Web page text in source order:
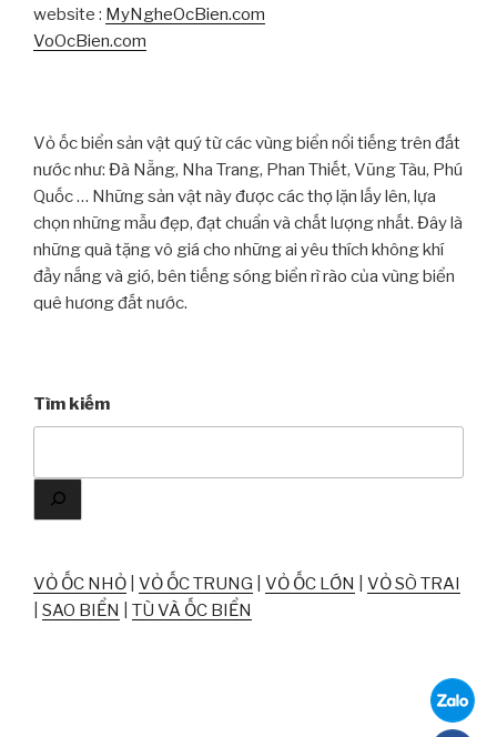
website : MyNgheOcBien.com
VoOcBien.com
Vỏ ốc biển sản vật quý từ các vùng biển nổi tiếng trên đất
nước như: Đà Nẵng, Nha Trang, Phan Thiết, Vũng Tàu, Phú
Quốc … Những sản vật này được các thợ lặn lấy lên, lựa
chọn những mẫu đẹp, đạt chuẩn và chất lượng nhất. Đây là
những quà tặng vô giá cho những ai yêu thích không khí
đầy nắng và gió, bên tiếng sóng biển rì rào của vùng biển
quê hương đất nước.
Tìm kiếm
VỎ ỐC NHỎ VỎ ỐC TRUNG VỎ ỐC LỚN
VỎ SÒ TRAI
SAO BIỂN TÙ VÀ ỐC BIỂN